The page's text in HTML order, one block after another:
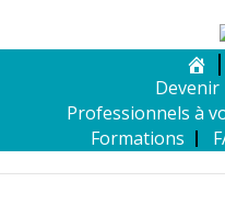
Professionnels à
Formations